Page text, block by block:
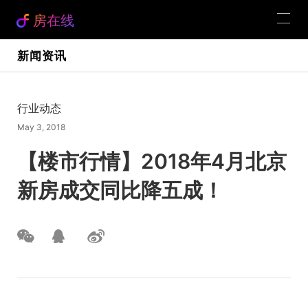
房在线
新闻资讯
行业动态
May 3, 2018
【楼市行情】2018年4月北京
新房成交同比降五成！